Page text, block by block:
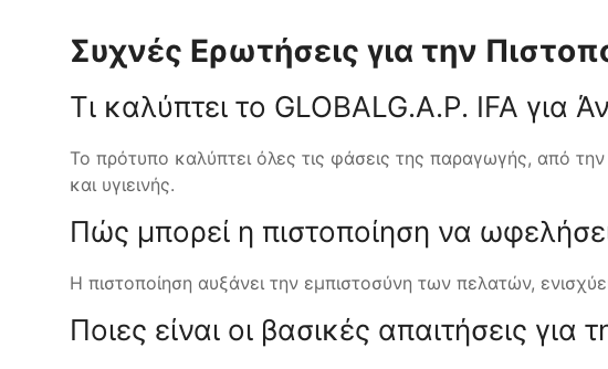
Συχνές Ερωτήσεις για την
Τι καλύπτει το GLOBALG.A.P. IFA για
Το πρότυπο καλύπτει όλες τις φάσεις της παραγωγής, από
και υγιεινής.
Πώς μπορεί η πιστοποίηση να
Η πιστοποίηση αυξάνει την εμπιστοσύνη των πελατών,
Ποιες είναι οι βασικές απαιτήσεις για